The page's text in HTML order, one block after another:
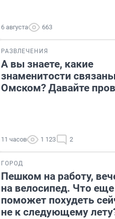
6 августа 663
РАЗВЛЕЧЕНИЯ
А вы знаете, какие
знаменитости
Омском? Давайте
11 часов 1 123 2
ГОРОД
Пешком на работу,
на велосипед. Что еще
поможет похудеть
не к следующему